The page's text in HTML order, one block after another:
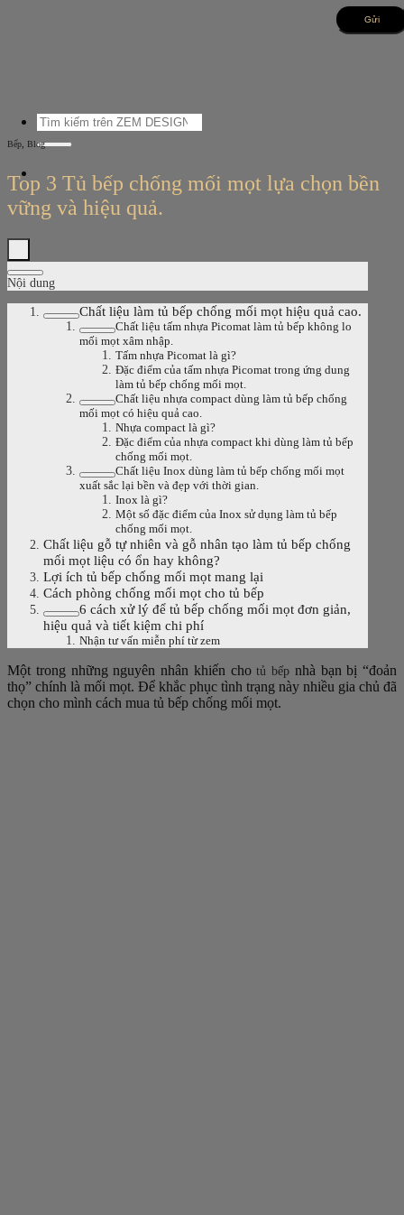
Tìm
kiếm:
Bếp Blog
Top 3 Tủ bếp chống mối mọt lựa chọn bền
vững và hiệu quả.
Nội dung
Chất liệu làm tủ bếp chống mối mọt hiệu quả cao.
Chất liệu tấm nhựa Picomat làm tủ bếp không lo
mối mọt xâm nhập.
Tấm nhựa Picomat là gì?
Đặc điểm của tấm nhựa Picomat trong ứng dung
làm tủ bếp chống mối mọt.
Chất liệu nhựa compact dùng làm tủ bếp chống
mối mọt có hiệu quả cao.
Nhựa compact là gì?
Đặc điểm của nhựa compact khi dùng làm tủ bếp
chống mối mọt.
Chất liệu Inox dùng làm tủ bếp chống mối mọt
xuất sắc lại bền và đẹp với thời gian.
Inox là gì?
Một số đặc điểm của Inox sử dụng làm tủ bếp
chống mối mọt.
Chất liệu gỗ tự nhiên và gỗ nhân tạo làm tủ bếp chống
mối mọt liệu có ổn hay không?
Lợi ích tủ bếp chống mối mọt mang lại
Cách phòng chống mối mọt cho tủ bếp
6 cách xử lý để tủ bếp chống mối mọt đơn giản,
hiệu quả và tiết kiệm chi phí
Nhận tư vấn miễn phí từ zem
Một trong những nguyên nhân khiến chotủ bếp nhà bạn bị “đoản
thọ” chính là mối mọt. Để khắc phục tình trạng này nhiều gia chủ đã
chọn cho mình cách mua tủ bếp chống mối mọt.